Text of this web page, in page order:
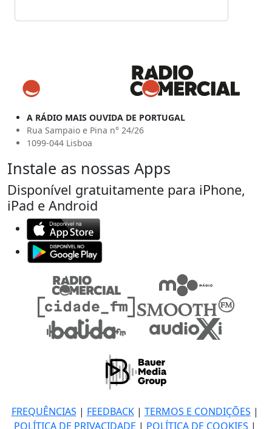
A RÁDIO MAIS OUVIDA DE PORTUGAL
Rua Sampaio e Pina n° 24/26
1099-044 Lisboa
Instale as nossas Apps
Disponível gratuitamente para iPhone,
iPad e Android
FREQUÊNCIAS | FEEDBACK| TERMOS E CONDIÇÕES |
POLÍTICA DE PRIVACIDADE | POLÍTICA DE COOKIES |